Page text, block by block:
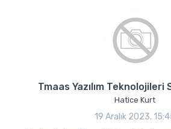
Tmaas Yazılım Teknolojileri
Hatice Kurt
19 Aralık 2023,